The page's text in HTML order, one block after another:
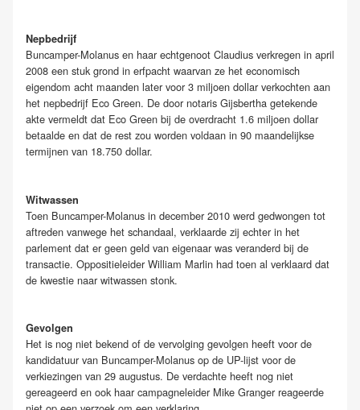
Nepbedrijf
Buncamper-Molanus en haar echtgenoot Claudius verkregen in april
2008 een stuk grond in erfpacht waarvan ze het economisch
eigendom acht maanden later voor 3 miljoen dollar verkochten aan
het nepbedrijf Eco Green. De door notaris Gijsbertha getekende
akte vermeldt dat Eco Green bij de overdracht 1.6 miljoen dollar
betaalde en dat de rest zou worden voldaan in 90 maandelijkse
termijnen van 18.750 dollar.
Witwassen
Toen Buncamper-Molanus in december 2010 werd gedwongen tot
aftreden vanwege het schandaal, verklaarde zij echter in het
parlement dat er geen geld van eigenaar was veranderd bij de
transactie. Oppositieleider William Marlin had toen al verklaard dat
de kwestie naar witwassen stonk.
Gevolgen
Het is nog niet bekend of de vervolging gevolgen heeft voor de
kandidatuur van Buncamper-Molanus op de UP-lijst voor de
verkiezingen van 29 augustus. De verdachte heeft nog niet
gereageerd en ook haar campagneleider Mike Granger reageerde